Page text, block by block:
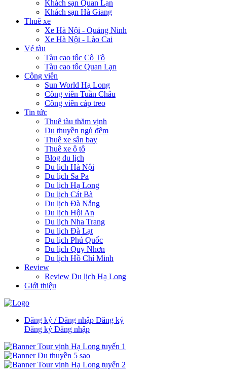
Khách sạn Quan Lạn
Khách sạn Hà Giang
Thuê xe
Xe Hà Nội - Quảng Ninh
Xe Hà Nội - Lào Cai
Vé tàu
Tàu cao tốc Cô Tô
Tàu cao tốc Quan Lạn
Công viên
Sun World Hạ Long
Công viên Tuần Châu
Công viên cáp treo
Tin tức
Thuê tàu thăm vịnh
Du thuyền ngủ đêm
Thuê xe sân bay
Thuê xe ô tô
Blog du lịch
Du lịch Hà Nội
Du lịch Sa Pa
Du lịch Hạ Long
Du lịch Cát Bà
Du lịch Đà Nẵng
Du lịch Hội An
Du lịch Nha Trang
Du lịch Đà Lạt
Du lịch Phú Quốc
Du lịch Quy Nhơn
Du lịch Hồ Chí Minh
Review
Review Du lịch Hạ Long
Giới thiệu
Đăng ký / Đăng nhập Đăng ký
Đăng ký Đăng nhập